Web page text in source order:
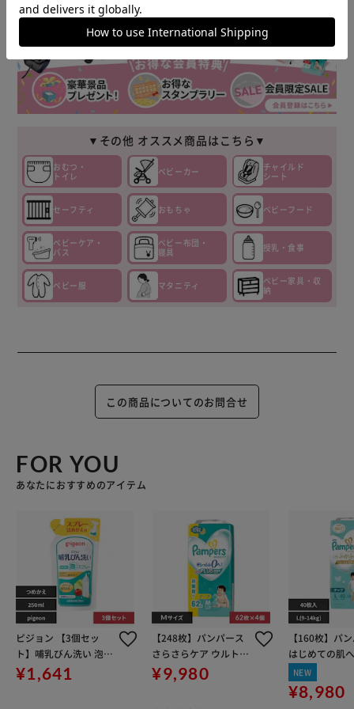
▼その他 オススメ商品はこちら▼
おむつ・
トイレ
ベビーカー
チャイルド
シート
セーフティ おもちゃ ベビーフード
ベビーケア・
バス
ベビー布団・
寝具
授乳・食事
ベビー服 マタニティ
ベビー家具・収
納
この商品についてのお問合せ
FOR YOU
あなたにおすすめのアイテム
ピジョン 【3個セッ
ト】哺乳びん洗い 泡ス
プレー 替え250ML
¥1,641
【248枚】パンパース
さらさらケア ウルトラ
ジャンボ Mサイズ 62枚
×4個セット（6-11k
¥9,980
【160枚】パ
はじめての肌
ばん / スーパ
ボ Lサイズ 40
セット（9-
NEW
¥8,980